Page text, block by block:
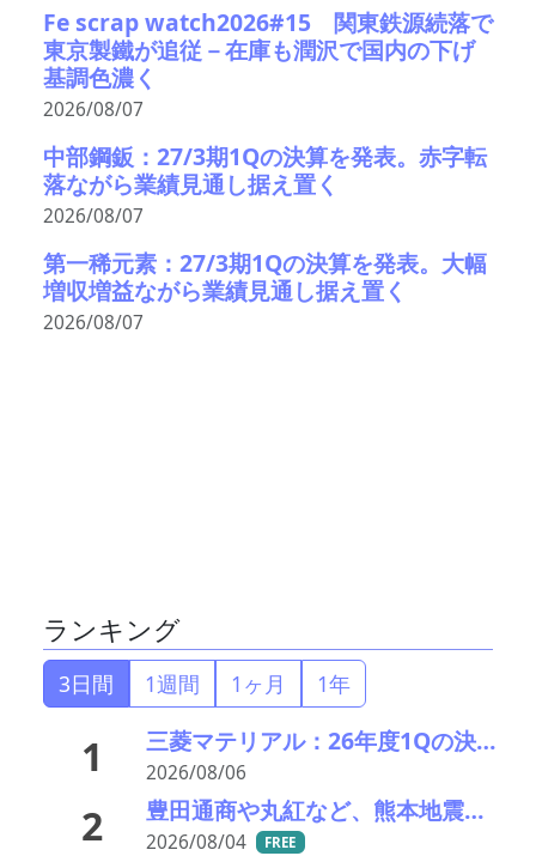
Fe scrap watch2026#15 関東鉄源続落で
東京製鐵が追従－在庫も潤沢で国内の下げ
基調色濃く
2026/08/07
中部鋼鈑：27/3期1Qの決算を発表。赤字転
落ながら業績見通し据え置く
2026/08/07
第一稀元素：27/3期1Qの決算を発表。大幅
増収増益ながら業績見通し据え置く
2026/08/07
ランキング
3日間 1週間 1ヶ月 1年
1 三菱マテリアル：26年度1Qの決算説明会を開催。業績見通しを大幅上方修正
2026/08/06
2 豊田通商や丸紅など、熊本地震被害に支援・義援金
2026/08/04 FREE